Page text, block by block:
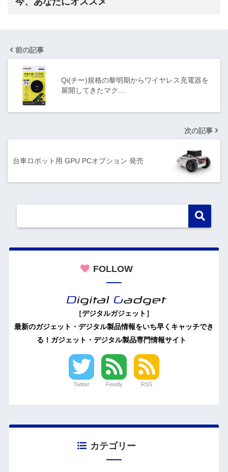
前の記事
Qi(チー)規格の黎明期からワイヤレス充電器を
展開してきたマク…
次の記事
台車ロボット用 GPU PCオプション 発売
FOLLOW
［デジタルガジェット］
最新のガジェット・デジタル製品情報をいち早くキャッチでき
る！ガジェット・デジタル製品専門情報サイト
Twitter Feedly RSS
カテゴリー